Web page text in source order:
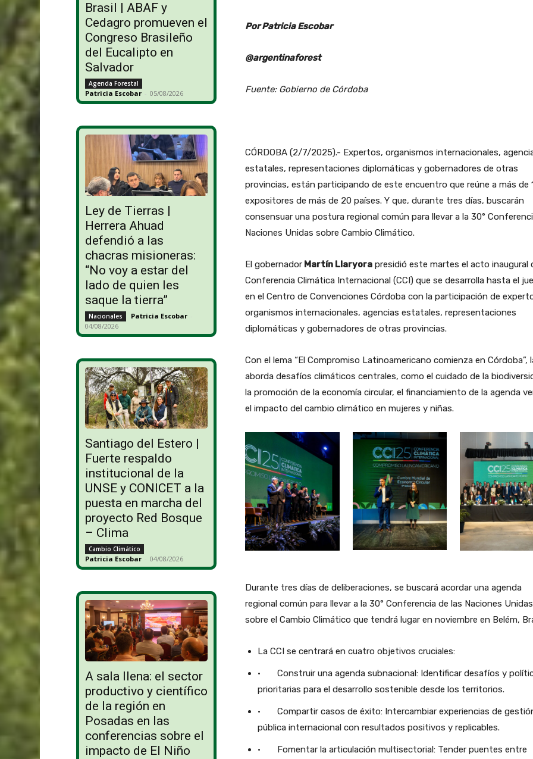
Brasil | ABAF y
Cedagro promueven el
Congreso Brasileño
del Eucalipto en
Salvador
Agenda Forestal
Patricia Escobar - 05/08/2026
Ley de Tierras |
Herrera Ahuad
defendió a las
chacras misioneras:
“No voy a estar del
lado de quien les
saque la tierra”
Nacionales Patricia Escobar -
04/08/2026
Santiago del Estero |
Fuerte respaldo
institucional de la
UNSE y CONICET a la
puesta en marcha del
proyecto Red Bosque
– Clima
Cambio Climático
Patricia Escobar - 04/08/2026
A sala llena: el sector
productivo y científico
de la región en
Posadas en las
conferencias sobre el
impacto de El Niño
Por Patricia Escobar
@argentinaforest
Fuente: Gobierno de Córdoba
CÓRDOBA (2/7/2025).- Expertos, organismos internacionales,
estatales, representaciones diplomáticas y gobernadores de otras
provincias, están participando de este encuentro que reúne a más de
expositores de más de 20 países. Y que, durante tres días, buscarán
consensuar una postura regional común para llevar a la 30°
Naciones Unidas sobre Cambio Climático.
El gobernadorMartín Llaryorapresidió este martes el acto inaugural
Conferencia Climática Internacional (CCI) que se desarrolla hasta el
en el Centro de Convenciones Córdoba con la participación de
organismos internacionales, agencias estatales, representaciones
diplomáticas y gobernadores de otras provincias.
Con el lema “El Compromiso Latinoamericano comienza en Córdoba”,
aborda desafíos climáticos centrales, como el cuidado de la
la promoción de la economía circular, el financiamiento de la agenda
el impacto del cambio climático en mujeres y niñas.
Durante tres días de deliberaciones, se buscará acordar una agenda
regional común para llevar a la 30° Conferencia de las Naciones Unidas
sobre el Cambio Climático que tendrá lugar en noviembre en Belém,
La CCI se centrará en cuatro objetivos cruciales:
· Construir una agenda subnacional: Identificar desafíos y
prioritarias para el desarrollo sostenible desde los territorios.
· Compartir casos de éxito: Intercambiar experiencias de
pública internacional con resultados positivos y replicables.
· Fomentar la articulación multisectorial: Tender puentes entre